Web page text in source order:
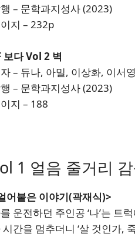
– 문학과지성사 (2023)
지 – 232p
보다 Vol 2 벽
– 듀나, 아밀, 이상화, 이서
– 문학과지성사 (2023)
지 – 188
1 얼음 줄거리
어붙은 이야기(곽재식)>
운전하던 주인공 ‘나’는 트
시간을 멈추더니 ‘살 것인가,